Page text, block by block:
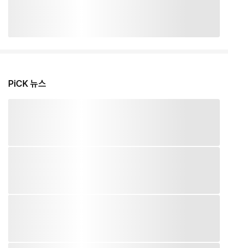
PiCK 뉴스